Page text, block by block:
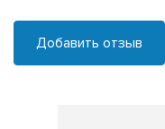
Добавить отзыв